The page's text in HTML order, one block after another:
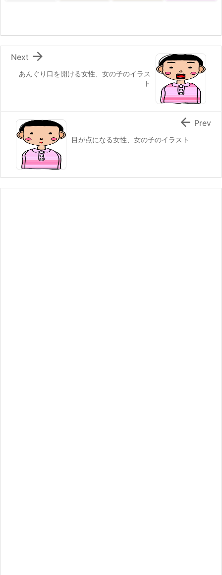
あんぐり口を開ける女性、女の子のイラス
ト

Next
目が点になる女性、女の子のイラスト
 Prev